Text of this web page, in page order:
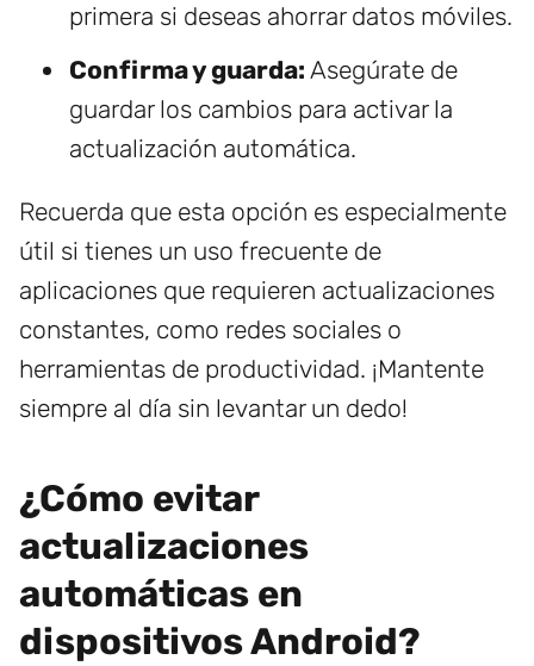
primera si deseas ahorrar datos móviles.
Confirma y guarda: Asegúrate de
guardar los cambios para activar la
actualización automática.
Recuerda que esta opción es especialmente
útil si tienes un uso frecuente de
aplicaciones que requieren actualizaciones
constantes, como redes sociales o
herramientas de productividad. ¡Mantente
siempre al día sin levantar un dedo!
¿Cómo evitar
actualizaciones
automáticas en
dispositivos Android?